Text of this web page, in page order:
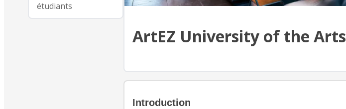
étudiants
ArtEZ University of the Arts
Introduction